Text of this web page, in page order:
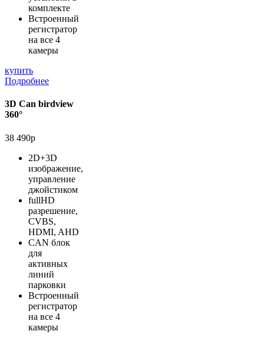
комплекте
Встроенный
регистратор
на все 4
камеры
купить
Подробнее
3D Can birdview
360°
38 490р
2D+3D
изображение,
управление
джойстиком
fullHD
разрешение,
CVBS,
HDMI, AHD
CAN блок
для
активных
линий
парковки
Встроенный
регистратор
на все 4
камеры